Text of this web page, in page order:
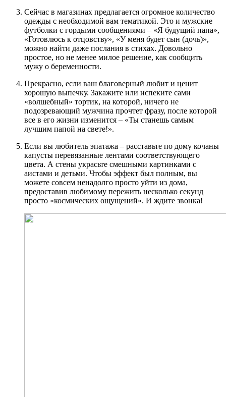
Сейчас в магазинах предлагается огромное количество
одежды с необходимой вам тематикой. Это и мужские
футболки с гордыми сообщениями – «Я будущий папа»,
«Готовлюсь к отцовству», «У меня будет сын (дочь)»,
можно найти даже послания в стихах. Довольно
простое, но не менее милое решение, как сообщить
мужу о беременности.
Прекрасно, если ваш благоверный любит и ценит
хорошую выпечку. Закажите или испеките сами
«волшебный» тортик, на которой, ничего не
подозревающий мужчина прочтет фразу, после которой
все в его жизни изменится – «Ты станешь самым
лучшим папой на свете!».
Если вы любитель эпатажа – расставьте по дому кочаны
капусты перевязанные лентами соответствующего
цвета. А стены украсьте смешными картинками с
аистами и детьми. Чтобы эффект был полным, вы
можете совсем ненадолго просто уйти из дома,
предоставив любимому пережить несколько секунд
просто «космических ощущений». И ждите звонка!